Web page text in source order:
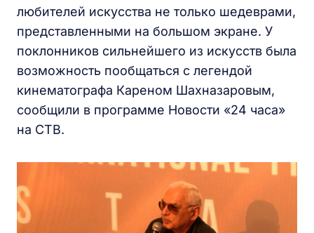
любителей искусства не только шедеврами,
представленными на большом экране. У
поклонников сильнейшего из искусств была
возможность пообщаться с легендой
кинематографа Кареном Шахназаровым,
сообщили в программе Новости «24 часа»
на СТВ.